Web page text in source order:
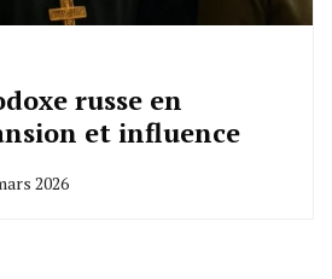
russe en
et influence
2026